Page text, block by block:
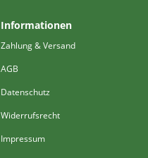
Informationen
Zahlung & Versand
AGB
Datenschutz
Widerrufsrecht
Impressum